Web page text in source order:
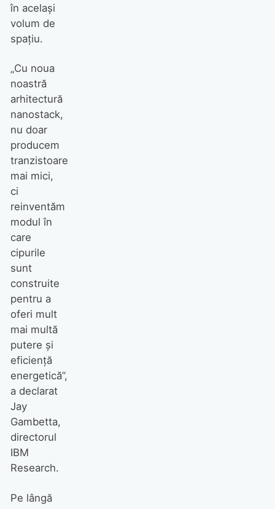
în același
volum de
spațiu.
„Cu noua
noastră
arhitectură
nanostack,
nu doar
producem
tranzistoare
mai mici,
ci
reinventăm
modul în
care
cipurile
sunt
construite
pentru a
oferi mult
mai multă
putere și
eficiență
energetică”,
a declarat
Jay
Gambetta,
directorul
IBM
Research.
Pe lângă